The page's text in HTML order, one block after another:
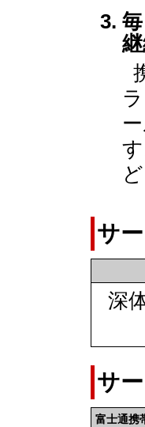
サ
深
サ
富士通携